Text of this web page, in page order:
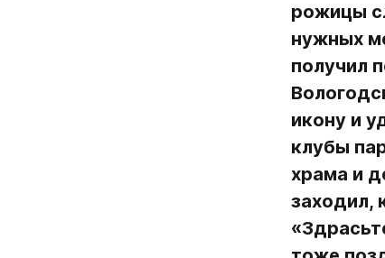
рожицы
нужных
получил
икону и
клубы
храма и
заходил,